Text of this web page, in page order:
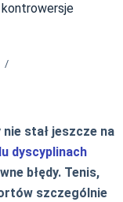
kontrowersje
stał jeszcze na
dyscyplinach
błędy. Tenis,
szczególnie